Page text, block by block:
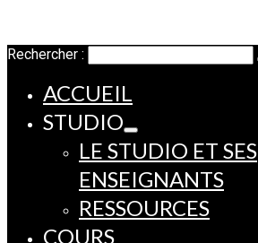
Rechercher :
ACCUEIL
STUDIO
LE STUDIO ET SES
ENSEIGNANTS
RESSOURCES
COURS